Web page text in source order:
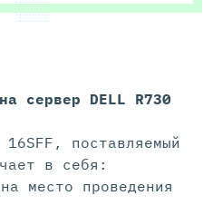
сервер DELL R730
поставляемый
в себя:
место проведения